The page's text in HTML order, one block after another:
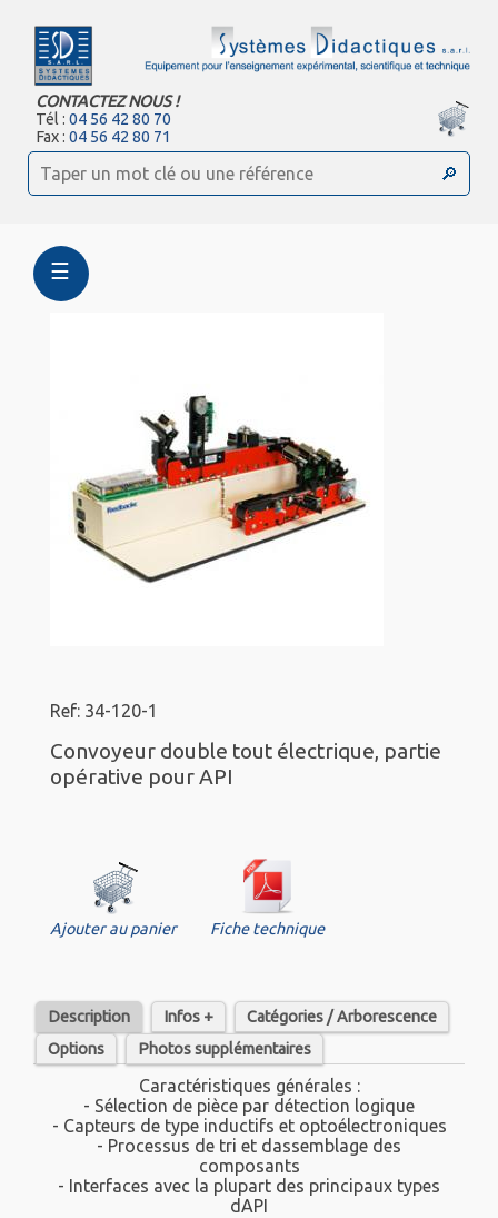
CONTACTEZ NOUS !
Tél :04 56 42 80 70
Fax :04 56 42 80 71
☰
Ref: 34-120-1
Convoyeur double tout électrique, partie
opérative pour API
Ajouter au panier Fiche technique
Description Infos +
Catégories / Arborescence
Options
Photos supplémentaires
Caractéristiques générales :
- Sélection de pièce par détection logique
- Capteurs de type inductifs et optoélectroniques
- Processus de tri et dassemblage des
composants
- Interfaces avec la plupart des principaux types
dAPI